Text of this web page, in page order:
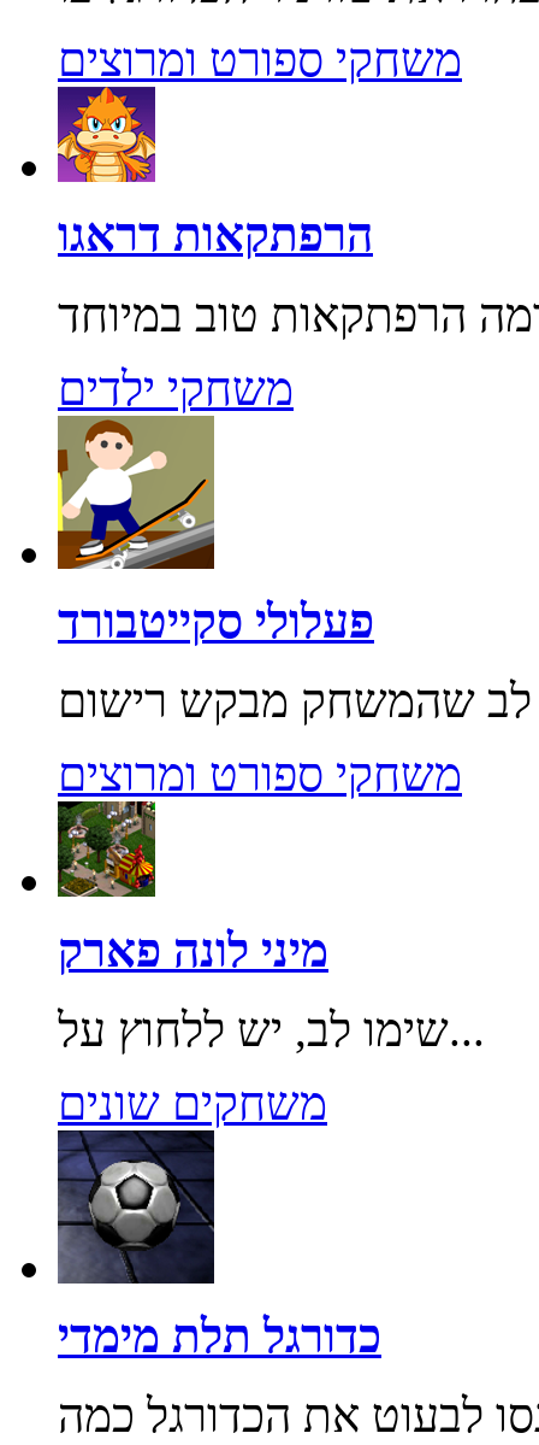
משחקי ספורט ומרוצים
הרפתקאות דראגו
משחקי ילדים
פעלולי סקייטבורד
משחקי ספורט ומרוצים
מיני לונה פארק
שימו לב, יש ללחוץ על...
משחקים שונים
כדורגל תלת מימדי